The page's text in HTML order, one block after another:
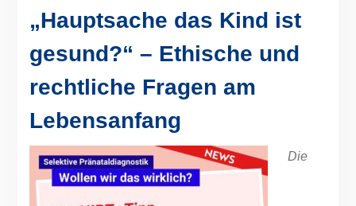
„Hauptsache das Kind ist
gesund?“ – Ethische und
rechtliche Fragen am
Lebensanfang
Die